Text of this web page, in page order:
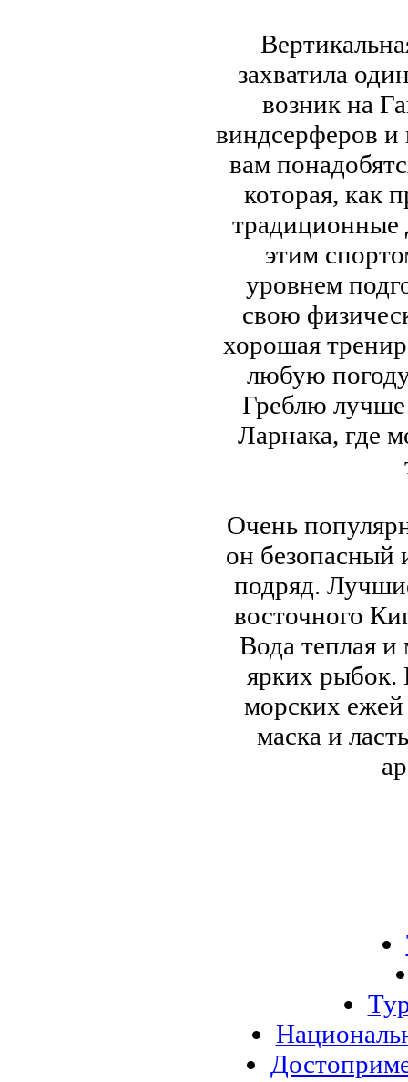
захватила
возник на
виндсерферов и
вам
которая, как
традиционные
этим
уровнем
свою
хорошая
любую
Греблю лучше
Ларнака, где
Очень
он безопасный
подряд.
восточного
Вода теплая
ярких рыбок.
морских
маска и